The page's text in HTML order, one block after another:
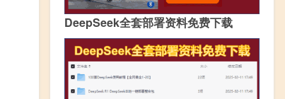
DeepSeek全套部署资料免费下载